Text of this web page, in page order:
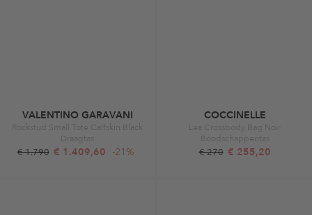
VALENTINO GARAVANI
Rockstud Small Tote Calfskin Black
Draagtas
€ 1.790 € 1.409,60 -21%
COCCINELLE
Lea Crossbody Bag Noir
Boodschappentas
€ 270 € 255,20